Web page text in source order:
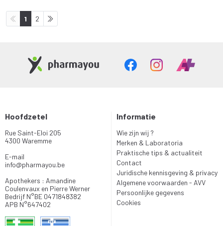
1 2
Hoofdzetel
Rue Saint-Eloi 205
4300 Waremme
E-mail
info@pharmayou.be
Apothekers : Amandine
Coulenvaux en Pierre Werner
Bedrijf N°BE 0471848382
APB N°647402
Informatie
Wie zijn wij ?
Merken & Laboratoria
Praktische tips & actualiteit
Contact
Juridische kennisgeving & privacy
Algemene voorwaarden - AVV
Persoonlijke gegevens
Cookies